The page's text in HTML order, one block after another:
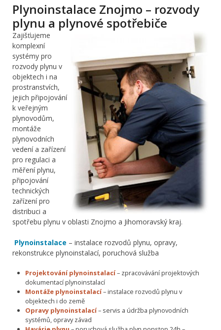
Plynoinstalace Znojmo – rozvody
plynu a plynové spotřebiče
Zajišťujeme
komplexní
systémy pro
rozvody plynu v
objektech i na
prostranstvích,
jejich připojování
k veřejným
plynovodům,
montáže
plynovodních
vedení a zařízení
pro regulaci a
měření plynu,
připojování
technických
zařízení pro
distribuci a
spotřebu plynu v oblasti Znojmo a Jihomoravský kraj.
Plynoinstalace – instalace rozvodů plynu, opravy,
rekonstrukce plynoinstalací, poruchová služba
Projektování plynoinstalací– zpracovávání projektových
dokumentací plynoinstalací
Montáže plynoinstalací– instalace rozvodů plynu v
objektech i do země
Opravy plynoinstalací– servis a údržba plynovodních
systémů, opravy závad